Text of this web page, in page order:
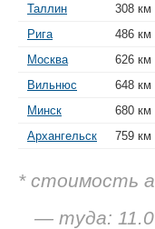
Таллин
308 км
Рига
486 км
Москва
626 км
Вильнюс
648 км
Минск
680 км
Архангельск
759 км
* стоимость
— туда: